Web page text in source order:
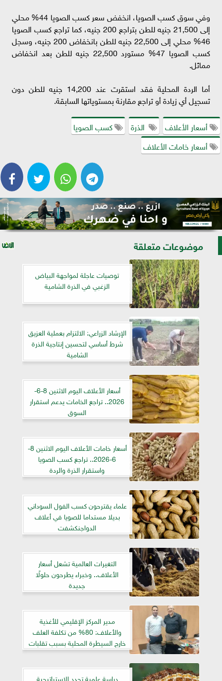
وفي سوق كسب الصويا، انخفض سعر كسب الصويا 44% محلي
إلى 21,500 جنيه للطن بتراجع 200 جنيه، كما تراجع كسب الصويا
46% محلي إلى 22,500 جنيه للطن بانخفاض 200 جنيه، وسجل
كسب الصويا 47% مستورد 22,500 جنيه للطن بعد انخفاض
مماثل.
أما الردة المحلية فقد استقرت عند 14,200 جنيه للطن دون
تسجيل أي زيادة أو تراجع مقارنة بمستوياتها السابقة.
أسعار الأعلاف
الذرة
كسب الصويا
أسعار خامات الأعلاف
موضوعات متعلقة
توصيات عاجلة لمواجهة البياض
الزغبي في الذرة الشامية
الإرشاد الزراعي: الالتزام بعملية العزيق
شرط أساسي لتحسين إنتاجية الذرة
الشامية
أسعار الأعلاف اليوم الاثنين 8-6-
2026.. تراجع الخامات يدعم استقرار
السوق
أسعار خامات الأعلاف اليوم الاثنين 8-
6-2026.. تراجع كسب الصويا
واستقرار الذرة والردة
علماء يقترحون كسب الفول السوداني
بديلا مستداما للصويا في أعلاف
الدواجنكشفت
التغيرات العالمية تشعل أسعار
الأعلاف.. وخبراء يطرحون حلولًا
جديدة
مدير المركز الإقليمي للأغذية
والأعلاف: 80% من تكلفة العلف
خارج السيطرة المحلية بسبب تقلبات
الأسعار العالمية
دراسة علمية تحدد الاستراتيجية